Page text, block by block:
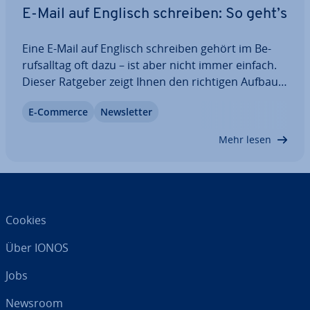
E-Mail auf Englisch schreiben: So geht’s
Eine E-Mail auf Englisch schreiben gehört im Be­
rufs­all­tag oft dazu – ist aber nicht immer einfach.
Dieser Ratgeber zeigt Ihnen den richtigen Aufbau,
häufige Fehler – inklusive prak­ti­scher Beispiele,
E-Commerce News­let­ter
Mehr lesen
Cookies
Über IONOS
Jobs
Newsroom